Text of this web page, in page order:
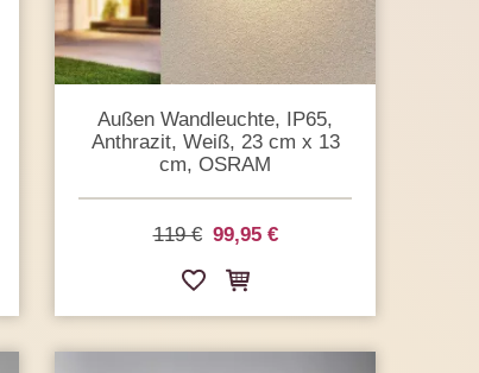
Außen Wandleuchte, IP65,
Anthrazit, Weiß, 23 cm x 13
cm, OSRAM
119 € 99,95 €